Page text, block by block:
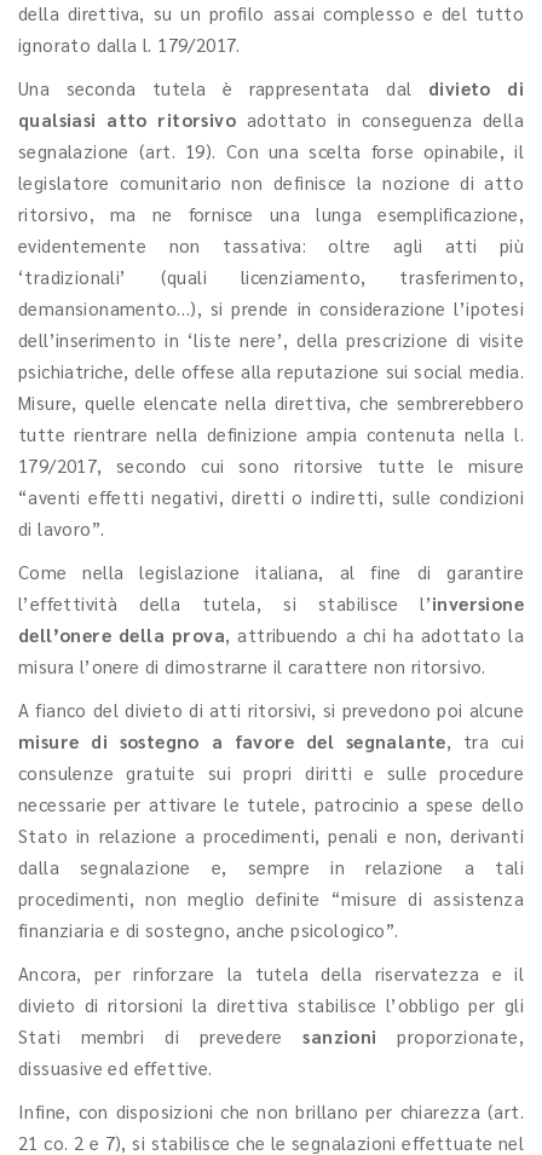
della direttiva, su un profilo assai complesso e del tutto
ignorato dalla l. 179/2017.
Una seconda tutela è rappresentata dal divieto di
qualsiasi atto ritorsivo adottato in conseguenza della
segnalazione (art. 19). Con una scelta forse opinabile, il
legislatore comunitario non definisce la nozione di atto
ritorsivo, ma ne fornisce una lunga esemplificazione,
evidentemente non tassativa: oltre agli atti più
‘tradizionali’ (quali licenziamento, trasferimento,
demansionamento…), si prende in considerazione l’ipotesi
dell’inserimento in ‘liste nere’, della prescrizione di visite
psichiatriche, delle offese alla reputazione sui social media.
Misure, quelle elencate nella direttiva, che sembrerebbero
tutte rientrare nella definizione ampia contenuta nella l.
179/2017, secondo cui sono ritorsive tutte le misure
“aventi effetti negativi, diretti o indiretti, sulle condizioni
di lavoro”.
Come nella legislazione italiana, al fine di garantire
l’effettività della tutela, si stabilisce l’inversione
dell’onere della prova, attribuendo a chi ha adottato la
misura l’onere di dimostrarne il carattere non ritorsivo.
A fianco del divieto di atti ritorsivi, si prevedono poi alcune
misure di sostegno a favore del segnalante, tra cui
consulenze gratuite sui propri diritti e sulle procedure
necessarie per attivare le tutele, patrocinio a spese dello
Stato in relazione a procedimenti, penali e non, derivanti
dalla segnalazione e, sempre in relazione a tali
procedimenti, non meglio definite “misure di assistenza
finanziaria e di sostegno, anche psicologico”.
Ancora, per rinforzare la tutela della riservatezza e il
divieto di ritorsioni la direttiva stabilisce l’obbligo per gli
Stati membri di prevederesanzioni proporzionate,
dissuasive ed effettive.
Infine, con disposizioni che non brillano per chiarezza (art.
21 co. 2 e 7), si stabilisce che le segnalazioni effettuate nel